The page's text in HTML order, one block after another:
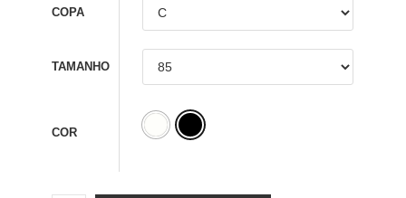
COPA
TAMANHO
COR